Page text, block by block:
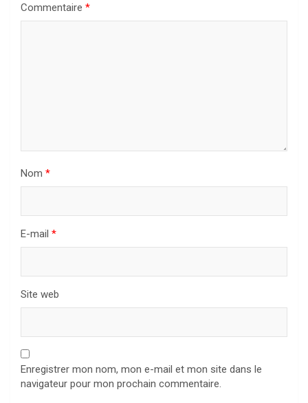
Commentaire *
Nom *
E-mail *
Site web
Enregistrer mon nom, mon e-mail et mon site dans le
navigateur pour mon prochain commentaire.